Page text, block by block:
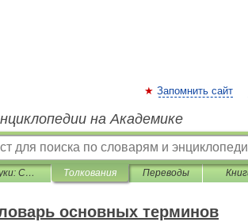
Запомнить сайт
на Академике
Философия науки: Словарь основных терминов Толкования Переводы
основных терминов